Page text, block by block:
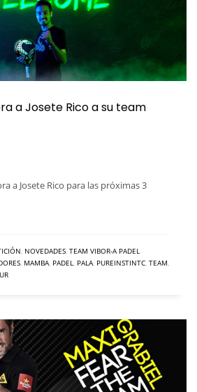
a Josete Rico a su team
a Josete Rico para las próximas 3
NOVEDADES TEAM VIBOR-A PADEL
MAMBA PADEL PALA PUREINSTINTC TEAM